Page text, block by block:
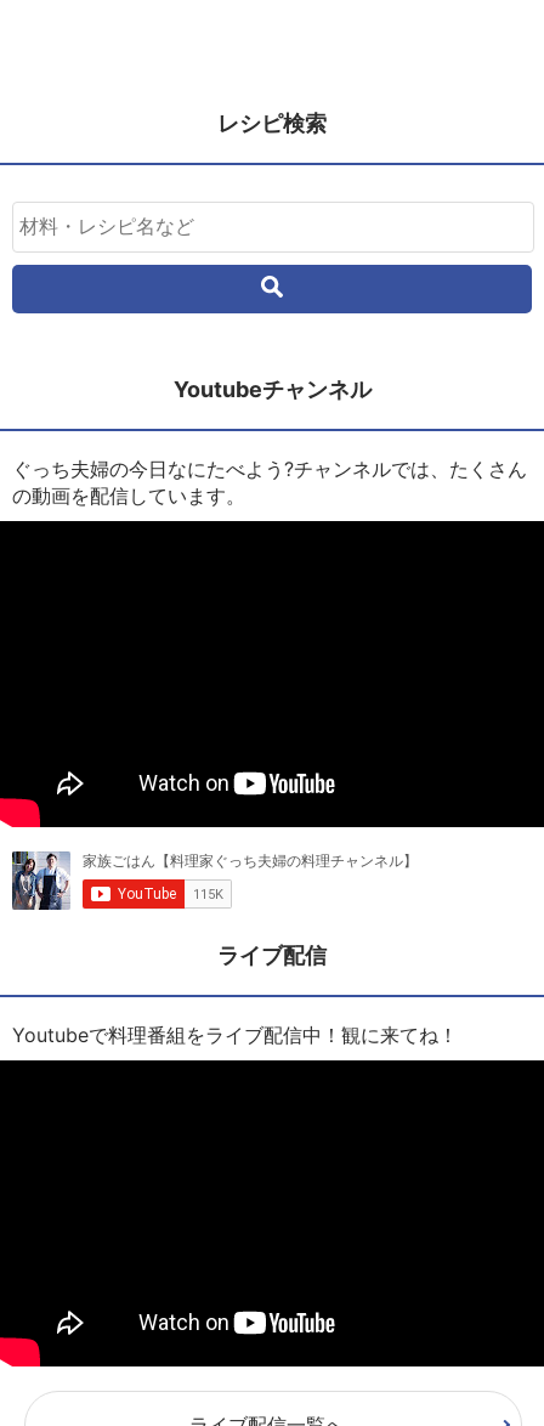
レシピ検索
Youtubeチャンネル
ぐっち夫婦の今日なにたべよう?チャンネルでは、たくさん
の動画を配信しています。
ライブ配信
Youtubeで料理番組をライブ配信中！観に来てね！